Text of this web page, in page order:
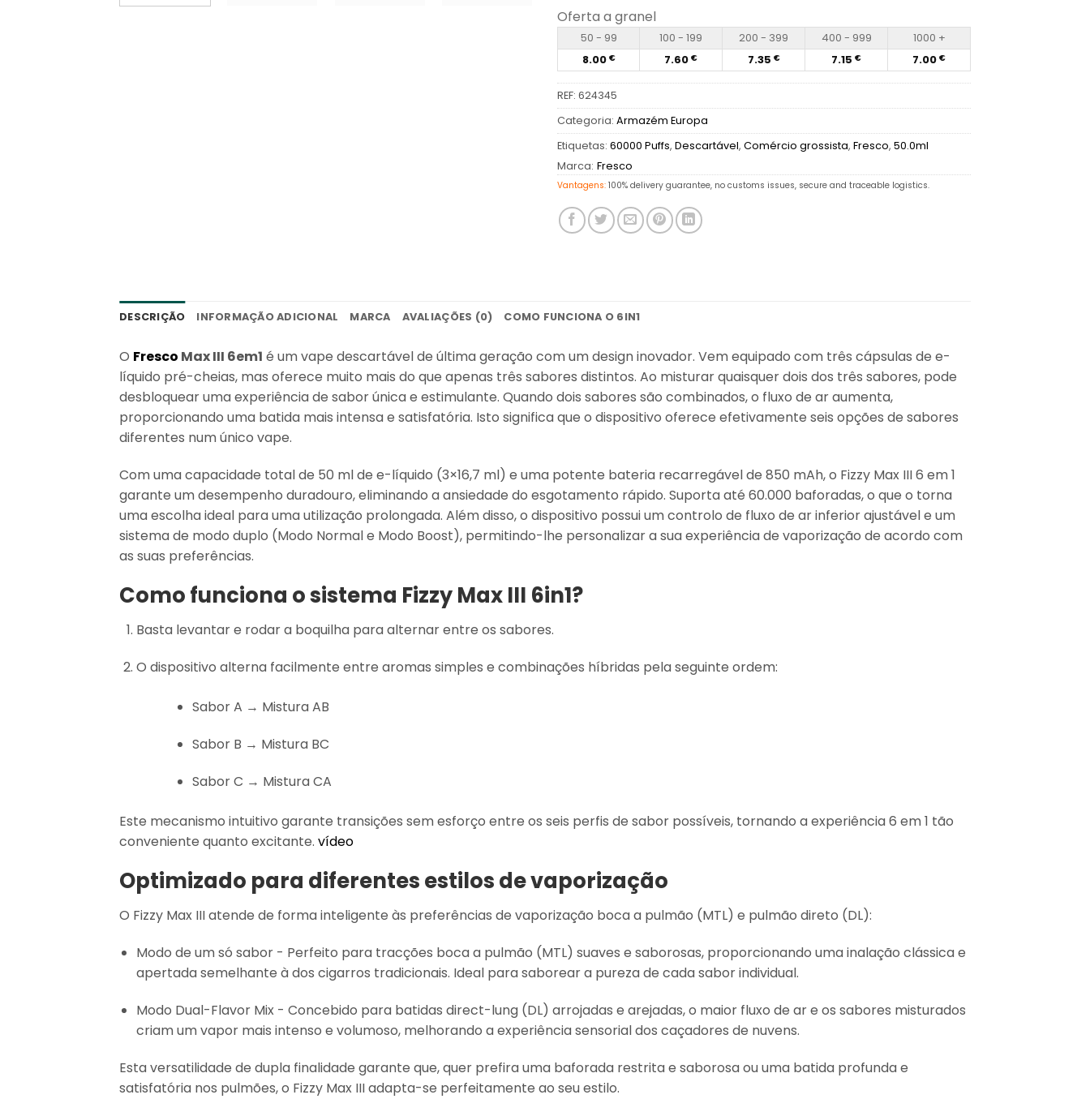
Oferta a granel
50 - 99 100 - 199 200 - 399 400 - 999
1000 +
8.00 € 7.60 € 7.35 € 7.15 € 7.00 €
REF: 624345
Categoria: Armazém Europa
Etiquetas: 60000 Puffs, Descartável, Comércio grossista, Fresco, 50.0ml
Marca: Fresco
Vantagens: 100% delivery guarantee, no customs issues, secure and traceable logistics.
DESCRIÇÃO INFORMAÇÃO ADICIONAL MARCA AVALIAÇÕES (0) COMO FUNCIONA O 6IN1
O Fresco Max III 6em1 é um vape descartável de última geração com um design inovador. Vem equipado com três cápsulas de e-
líquido pré-cheias, mas oferece muito mais do que apenas três sabores distintos. Ao misturar quaisquer dois dos três sabores, pode
desbloquear uma experiência de sabor única e estimulante. Quando dois sabores são combinados, o fluxo de ar aumenta,
proporcionando uma batida mais intensa e satisfatória. Isto significa que o dispositivo oferece efetivamente seis opções de sabores
diferentes num único vape.
Com uma capacidade total de 50 ml de e-líquido (3×16,7 ml) e uma potente bateria recarregável de 850 mAh, o Fizzy Max III 6 em 1
garante um desempenho duradouro, eliminando a ansiedade do esgotamento rápido. Suporta até 60.000 baforadas, o que o torna
uma escolha ideal para uma utilização prolongada. Além disso, o dispositivo possui um controlo de fluxo de ar inferior ajustável e um
sistema de modo duplo (Modo Normal e Modo Boost), permitindo-lhe personalizar a sua experiência de vaporização de acordo com
as suas preferências.
Como funciona o sistema Fizzy Max III 6in1?
Basta levantar e rodar a boquilha para alternar entre os sabores.
O dispositivo alterna facilmente entre aromas simples e combinações híbridas pela seguinte ordem:
Sabor A → Mistura AB
Sabor B → Mistura BC
Sabor C → Mistura CA
Este mecanismo intuitivo garante transições sem esforço entre os seis perfis de sabor possíveis, tornando a experiência 6 em 1 tão
conveniente quanto excitante. vídeo
Optimizado para diferentes estilos de vaporização
O Fizzy Max III atende de forma inteligente às preferências de vaporização boca a pulmão (MTL) e pulmão direto (DL):
Modo de um só sabor - Perfeito para tracções boca a pulmão (MTL) suaves e saborosas, proporcionando uma inalação clássica e
apertada semelhante à dos cigarros tradicionais. Ideal para saborear a pureza de cada sabor individual.
Modo Dual-Flavor Mix - Concebido para batidas direct-lung (DL) arrojadas e arejadas, o maior fluxo de ar e os sabores misturados
criam um vapor mais intenso e volumoso, melhorando a experiência sensorial dos caçadores de nuvens.
Esta versatilidade de dupla finalidade garante que, quer prefira uma baforada restrita e saborosa ou uma batida profunda e
satisfatória nos pulmões, o Fizzy Max III adapta-se perfeitamente ao seu estilo.